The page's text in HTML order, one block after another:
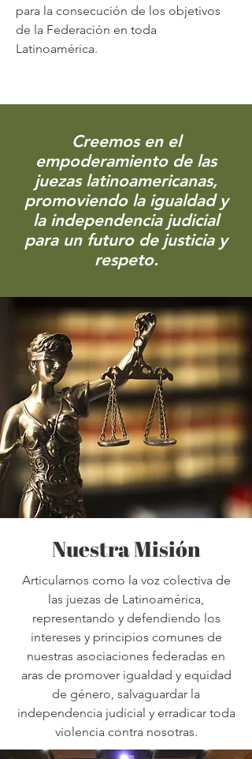
para la consecución de los objetivos
de la Federación en toda
Latinoamérica.
Creemos en el
empoderamiento de las
juezas latinoamericanas,
promoviendo la igualdad y
la independencia judicial
para un futuro de justicia y
respeto.
Nuestra Misión
Articularnos como la voz colectiva de
las juezas de Latinoamérica,
representando y defendiendo los
intereses y principios comunes de
nuestras asociaciones federadas en
aras de promover igualdad y equidad
de género, salvaguardar la
independencia judicial y erradicar toda
violencia contra nosotras.